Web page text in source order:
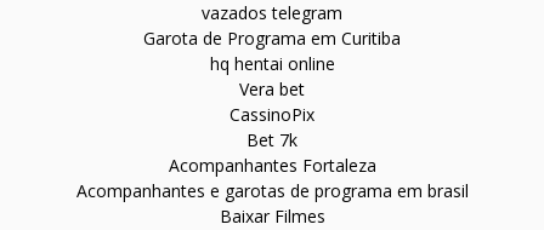
vazados telegram
Garota de Programa em Curitiba
hq hentai online
Vera bet
CassinoPix
Bet 7k
Acompanhantes Fortaleza
Acompanhantes e garotas de programa em brasil
Baixar Filmes